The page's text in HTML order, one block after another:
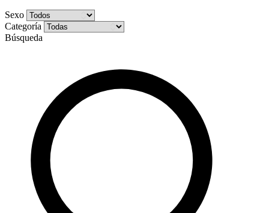
Sexo
Categoría
Búsqueda